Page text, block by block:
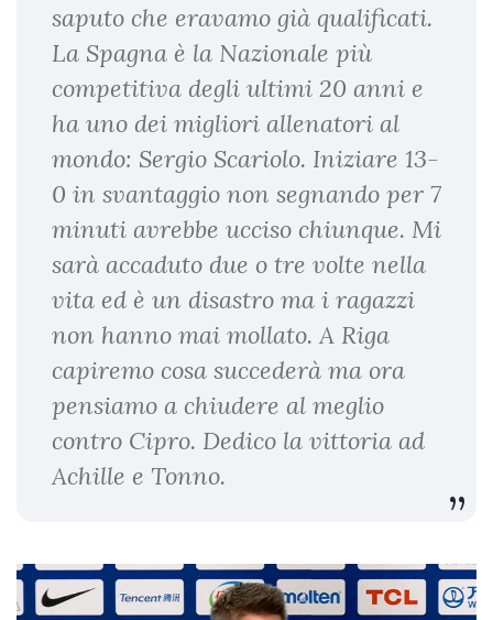
saputo che eravamo già qualificati.
La Spagna è la Nazionale più
competitiva degli ultimi 20 anni e
ha uno dei migliori allenatori al
mondo: Sergio Scariolo. Iniziare 13-
0 in svantaggio non segnando per 7
minuti avrebbe ucciso chiunque. Mi
sarà accaduto due o tre volte nella
vita ed è un disastro ma i ragazzi
non hanno mai mollato. A Riga
capiremo cosa succederà ma ora
pensiamo a chiudere al meglio
contro Cipro. Dedico la vittoria ad
Achille e Tonno.